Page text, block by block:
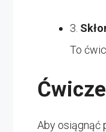
3.
To
Aby osiągnąć